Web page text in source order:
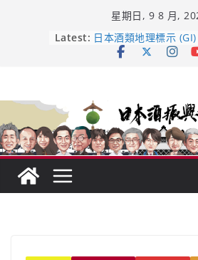
星期日, 9 8 月,
Latest: 龜之井酒造：口說上手
吟釀的堅持與傳承 ～
響 𝟭𝟮 年 復活了!
【酒業商戰】130年老
市場！梅乃宿上市背